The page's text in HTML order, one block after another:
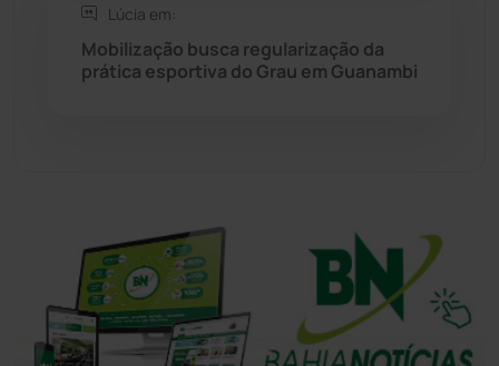
Lúcia em:
Mobilização busca regularização da
prática esportiva do Grau em Guanambi